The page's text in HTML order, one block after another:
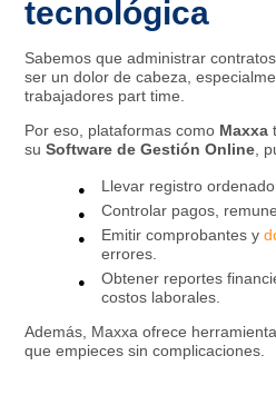
tecnológica
Sabemos que administrar
ser un dolor de cabeza,
trabajadores part time.
Por eso, plataformas como Maxxa
su Software de Gestión Online ,
Llevar registro
Controlar pagos,
Emitir comprobantes y
errores.
Obtener reportes
costos laborales.
Además, Maxxa ofrece
que empieces sin complicaciones.